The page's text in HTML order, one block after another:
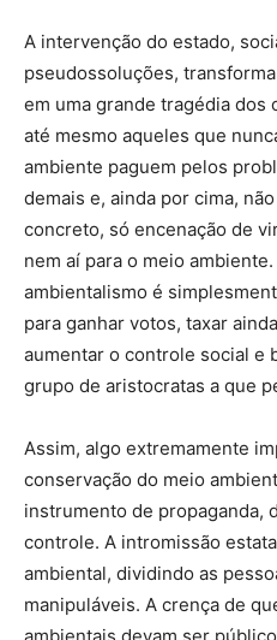
A intervenção do estado,
pseudossoluções,
em uma grande tragédia dos
até mesmo aqueles que
ambiente paguem pelos
demais e, ainda por cima,
concreto, só encenação de
nem aí para o meio
ambientalismo é
para ganhar votos, taxar
aumentar o controle social e
grupo de aristocratas a que
Assim, algo extremamente
conservação do meio
instrumento de propaganda,
controle. A intromissão
ambiental, dividindo as
manipuláveis. A crença de